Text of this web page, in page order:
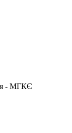
- МГКЄ